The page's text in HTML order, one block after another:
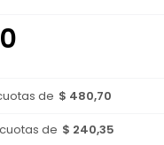
de $ 480,70
cuotas de $ 240,35